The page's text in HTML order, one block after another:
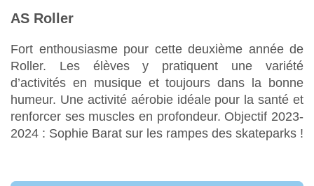
AS Roller
Fort enthousiasme pour cette deuxième année de
Roller. Les élèves y pratiquent une variété
d’activités en musique et toujours dans la bonne
humeur. Une activité aérobie idéale pour la santé et
renforcer ses muscles en profondeur. Objectif 2023-
2024 : Sophie Barat sur les rampes des skateparks !